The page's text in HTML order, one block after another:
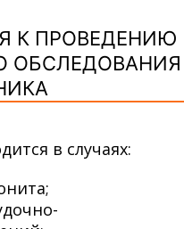
К ПРОВЕДЕНИЮ
ОБСЛЕДОВАНИЯ
в случаях: